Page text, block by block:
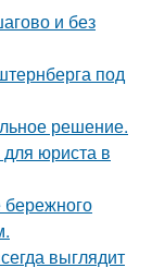
и без
под
решение.
юриста в
выглядит